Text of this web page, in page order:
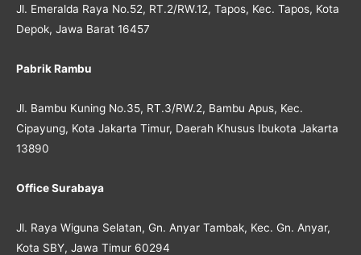
Jl. Emeralda Raya No.52, RT.2/RW.12, Tapos, Kec. Tapos, Kota
Depok, Jawa Barat 16457
Pabrik Rambu
Jl. Bambu Kuning No.35, RT.3/RW.2, Bambu Apus, Kec.
Cipayung, Kota Jakarta Timur, Daerah Khusus Ibukota Jakarta
13890
Office Surabaya
Jl. Raya Wiguna Selatan, Gn. Anyar Tambak, Kec. Gn. Anyar,
Kota SBY, Jawa Timur 60294